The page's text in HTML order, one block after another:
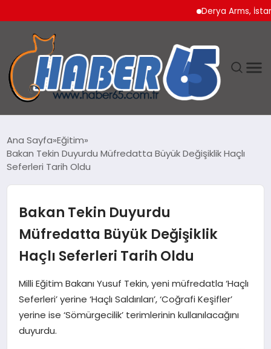
Derya Arms, İstanbul
YAŞAM
Ana Sayfa Eğitim
Bakan Tekin Duyurdu Müfredatta Büyük Değişiklik Haçlı
Seferleri Tarih Oldu
Bakan Tekin Duyurdu
Müfredatta Büyük Değişiklik
Haçlı Seferleri Tarih Oldu
Milli Eğitim Bakanı Yusuf Tekin, yeni müfredatla ‘Haçlı
Seferleri’ yerine ‘Haçlı Saldırıları’, ‘Coğrafi Keşifler’
yerine ise ‘Sömürgecilik’ terimlerinin kullanılacağını
duyurdu.